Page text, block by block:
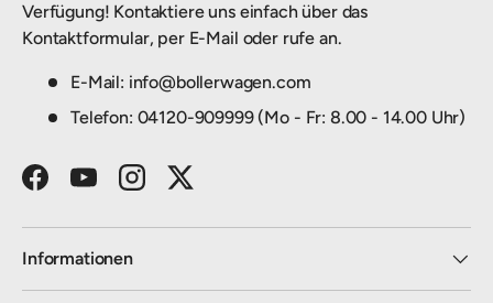
Verfügung! Kontaktiere uns einfach über das
Kontaktformular, per E-Mail oder rufe an.
E-Mail: info@bollerwagen.com
Telefon: 04120-909999 (Mo - Fr: 8.00 - 14.00 Uhr)
FacebookYouTubeInstagramTwitter
Informationen